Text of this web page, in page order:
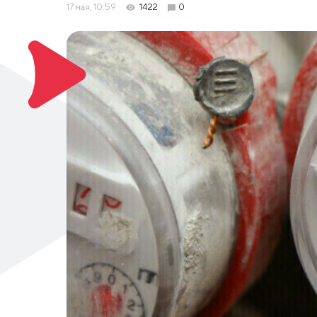
17 мая, 10:59 1422 0